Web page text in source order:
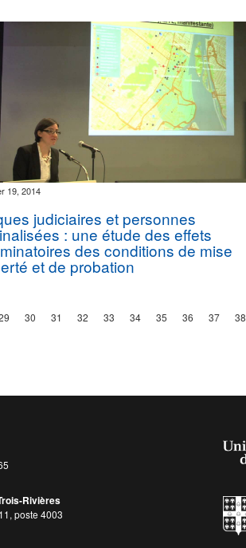
19, 2014
judiciaires et personnes
: une étude des effets
des conditions de mise
et de probation
30 31 32 33 34 35 36 37 38
Rivières
poste 4003